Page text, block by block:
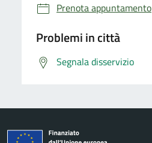
Prenota appuntamento
Problemi in città
Segnala disservizio